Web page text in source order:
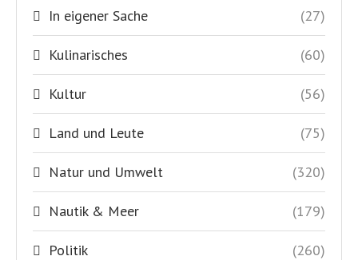
In eigener Sache (27)
Kulinarisches (60)
Kultur (56)
Land und Leute (75)
Natur und Umwelt (320)
Nautik & Meer (179)
Politik (260)